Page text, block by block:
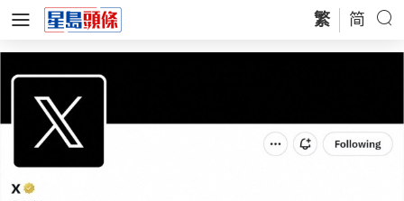
繁 简